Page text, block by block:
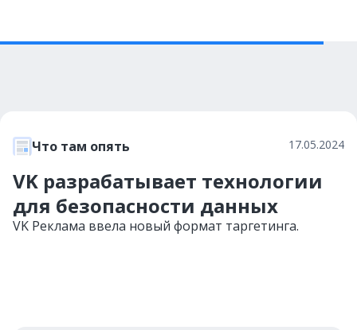
Что там опять 17.05.2024
VK разрабатывает технологии
для безопасности данных
VK Реклама ввела новый формат таргетинга.